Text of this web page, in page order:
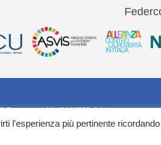
Roma - tel 06 42020755-9
Banana
l'esperienza più pertinente